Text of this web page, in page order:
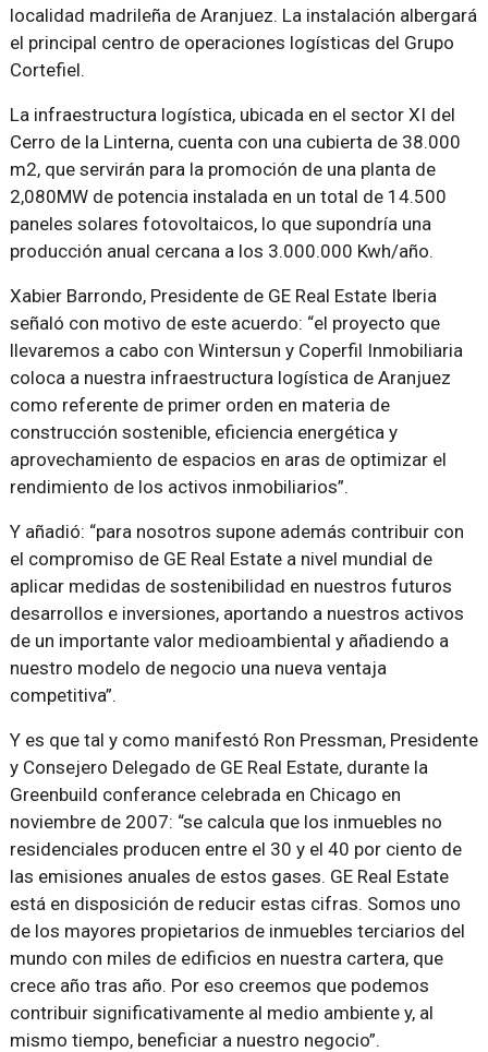
localidad madrileña de Aranjuez. La instalación albergará
el principal centro de operaciones logísticas del Grupo
Cortefiel.
La infraestructura logística, ubicada en el sector XI del
Cerro de la Linterna, cuenta con una cubierta de 38.000
m2, que servirán para la promoción de una planta de
2,080MW de potencia instalada en un total de 14.500
paneles solares fotovoltaicos, lo que supondría una
producción anual cercana a los 3.000.000 Kwh/año.
Xabier Barrondo, Presidente de GE Real Estate Iberia
señaló con motivo de este acuerdo: “el proyecto que
llevaremos a cabo con Wintersun y Coperfil Inmobiliaria
coloca a nuestra infraestructura logística de Aranjuez
como referente de primer orden en materia de
construcción sostenible, eficiencia energética y
aprovechamiento de espacios en aras de optimizar el
rendimiento de los activos inmobiliarios”.
Y añadió: “para nosotros supone además contribuir con
el compromiso de GE Real Estate a nivel mundial de
aplicar medidas de sostenibilidad en nuestros futuros
desarrollos e inversiones, aportando a nuestros activos
de un importante valor medioambiental y añadiendo a
nuestro modelo de negocio una nueva ventaja
competitiva”.
Y es que tal y como manifestó Ron Pressman, Presidente
y Consejero Delegado de GE Real Estate, durante la
Greenbuild conferance celebrada en Chicago en
noviembre de 2007: “se calcula que los inmuebles no
residenciales producen entre el 30 y el 40 por ciento de
las emisiones anuales de estos gases. GE Real Estate
está en disposición de reducir estas cifras. Somos uno
de los mayores propietarios de inmuebles terciarios del
mundo con miles de edificios en nuestra cartera, que
crece año tras año. Por eso creemos que podemos
contribuir significativamente al medio ambiente y, al
mismo tiempo, beneficiar a nuestro negocio”.